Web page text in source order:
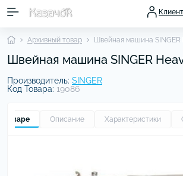
Архивный товар Швейная машина SINGER
Швейная машина SINGER
Производитель: SINGER
Код Товара: 19086
товаре Описание Характеристики